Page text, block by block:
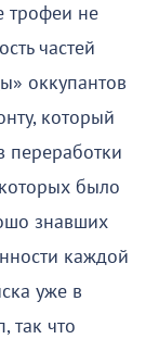
трофеи не
частей
оккупантов
который
переработки
было
знавших
каждой
уже в
так что